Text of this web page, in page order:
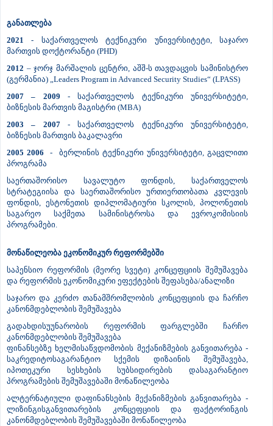
განათლება
2021 - საქართველოს ტექნიკური უნივერსიტეტი, საჯარო
მართვის დოქტორანტი (PHD)
2012 – ჯორჯ მარშალის ცენტრი, აშშ-ს თავდაცვის სამინისტრო
(გერმანია) „Leaders Program in Advanced Security Studies“ (LPASS)
2007 – 2009 - საქართველოს ტექნიკური უნივერსიტეტი,
ბიზნესის მართვის მაგისტრი (MBA)
2003 – 2007- საქართველოს ტექნიკური უნივერსიტეტი,
ბიზნესის მართვის ბაკალავრი
2005 2006 - ბერლინის ტექნიკური უნივერსიტეტი, გაცვლითი
პროგრამა
საერთაშორისო სავალუტო ფონდის, საქართველოს
სტრატეგიისა და საერთაშორისო ურთიერთობათა კვლევის
ფონდის, ესტონეთის დიპლომატიური სკოლის, პოლონეთის
საგარეო საქმეთა სამინისტროსა და ევროკომისიის
პროგრამები.
მონაწილეობა ეკონომიკურ რეფორმებში
საპენსიო რეფორმის (მეორე სვეტი) კონცეფციის შემუშავება
და რეფორმის ეკონომიკური ეფექტების შეფასება/ანალიზი
საჯარო და კერძო თანამშრომლობის კონცეფციის და ჩარჩო
კანონმდებლობის შემუშავება
გადახდისუუნარობის რეფორმის ფარგლებში ჩარჩო
კანონმდებლობის შემუშავება
ფინანსებზე ხელმისაწვდომობის მექანიზმების განვითარება -
საკრედიტოსაგარანტიო სქემის დიზაინის შემუშავება,
იპოთეკური სესხების სუბსიდირების დასაგარანტიო
პროგრამების შემუშავებაში მონაწილეობა
ალტერნატიული დაფინანსების მექანიზმების განვითარება -
ლიზინგისგანვითარების კონცეფციის და ფაქტორინგის
კანონმდებლობის შემუშავებაში მონაწილეობა